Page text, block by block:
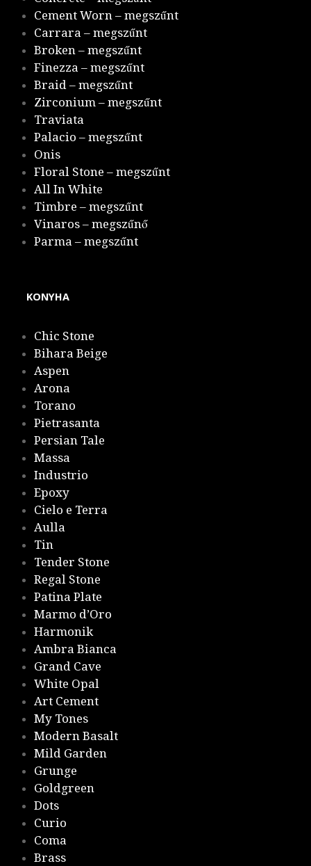
Cement Worn – megszűnt
Carrara – megszűnt
Broken – megszűnt
Finezza – megszűnt
Braid – megszűnt
Zirconium – megszűnt
Traviata
Palacio – megszűnt
Onis
Floral Stone – megszűnt
All In White
Timbre – megszűnt
Vinaros – megszűnő
Parma – megszűnt
KONYHA
Chic Stone
Bihara Beige
Aspen
Arona
Torano
Pietrasanta
Persian Tale
Massa
Industrio
Epoxy
Cielo e Terra
Aulla
Tin
Tender Stone
Regal Stone
Patina Plate
Marmo d’Oro
Harmonik
Ambra Bianca
Grand Cave
White Opal
Art Cement
My Tones
Modern Basalt
Mild Garden
Grunge
Goldgreen
Dots
Curio
Coma
Brass